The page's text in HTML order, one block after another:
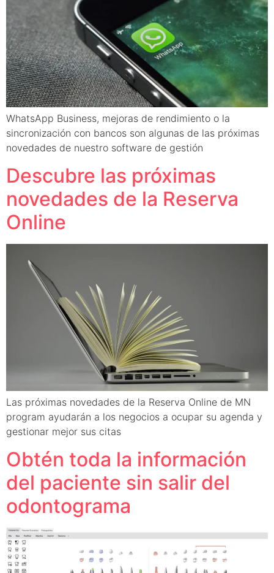
WhatsApp Business, mejoras de rendimiento o la
sincronización con bancos son algunas de las próximas
novedades de nuestro software de gestión
Descubre las próximas
novedades de la Reserva
Online
Las próximas novedades de la Reserva Online de MN
program ayudarán a los negocios a ocupar su agenda y
gestionar mejor sus citas
Obtén toda la información
del paciente sin salir del
odontograma